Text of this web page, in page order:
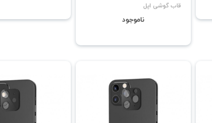
قاب گوشی اپل
ناموجود ناموجود